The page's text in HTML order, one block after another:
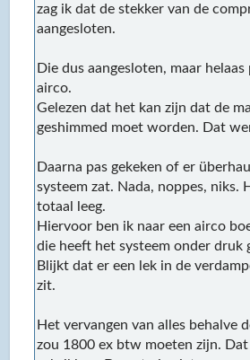
zag ik dat de stekker van de
aangesloten.
Die dus aangesloten, maar helaas
airco.
Gelezen dat het kan zijn dat de
geshimmed moet worden. Dat
Daarna pas gekeken of er
systeem zat. Nada, noppes, niks.
totaal leeg.
Hiervoor ben ik naar een airco
die heeft het systeem onder druk
Blijkt dat er een lek in de
zit.
Het vervangen van alles behalve
zou 1800 ex btw moeten zijn.